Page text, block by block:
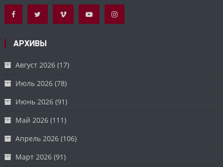
АРХИВЫ
Август 2026 (17)
Июль 2026 (78)
Июнь 2026 (91)
Май 2026 (111)
Апрель 2026 (106)
Март 2026 (91)